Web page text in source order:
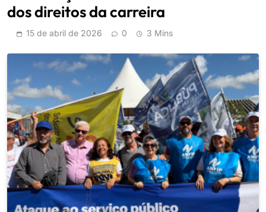
dos direitos da carreira
15 de abril de 2026 0 3 Mins